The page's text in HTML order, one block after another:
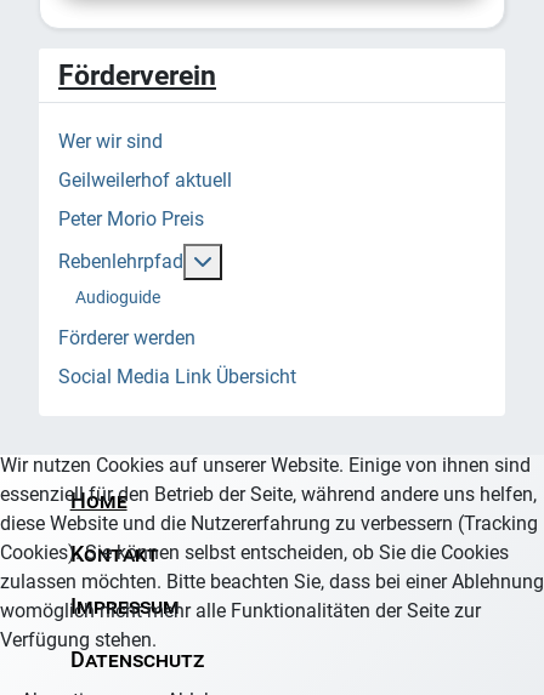
Förderverein
Wer wir sind
Geilweilerhof aktuell
Peter Morio Preis
Rebenlehrpfad
Audioguide
Förderer werden
Social Media Link Übersicht
Home
Kontakt
Impressum
Datenschutz
Wir nutzen Cookies auf unserer Website. Einige von ihnen sind
essenziell für den Betrieb der Seite, während andere uns helfen,
diese Website und die Nutzererfahrung zu verbessern (Tracking
Cookies). Sie können selbst entscheiden, ob Sie die Cookies
zulassen möchten. Bitte beachten Sie, dass bei einer Ablehnung
womöglich nicht mehr alle Funktionalitäten der Seite zur
Verfügung stehen.